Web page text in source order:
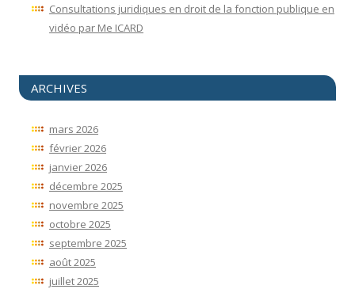
Consultations juridiques en droit de la fonction publique en
vidéo par Me ICARD
ARCHIVES
mars 2026
février 2026
janvier 2026
décembre 2025
novembre 2025
octobre 2025
septembre 2025
août 2025
juillet 2025